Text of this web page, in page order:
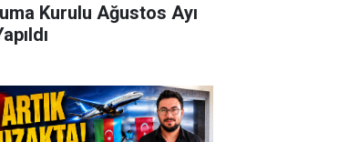
Kurulu Ağustos Ayı